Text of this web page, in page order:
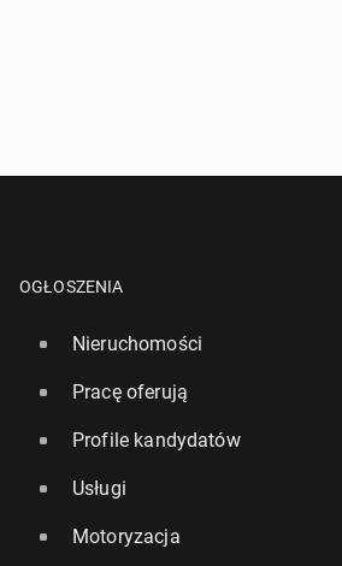
OGŁOSZENIA
Nieruchomości
Pracę oferują
Profile kandydatów
Usługi
Motoryzacja